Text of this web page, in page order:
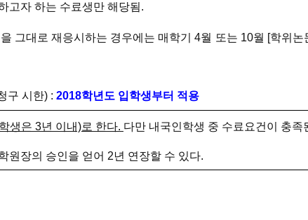
고자 하는 수료생만 해당됨.
그대로 재응시하는 경우에는 매학기4월 또는 10월 [학위논
구 시한) : 2018학년도 입학생부터 적용
생은 3년 이내)로 한다. 다만 내국인학생 중 수료요건이 충
원장의 승인을 얻어 2년 연장할 수 있다.